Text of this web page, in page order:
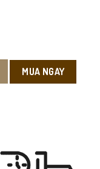
MUA NGAY